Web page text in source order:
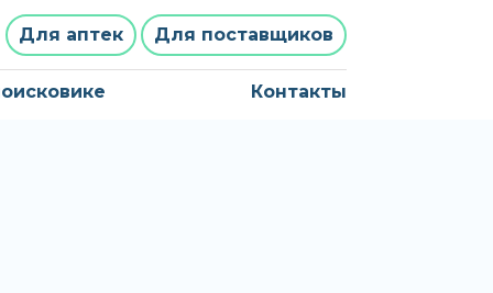
Для аптек Для поставщиков
Контакты